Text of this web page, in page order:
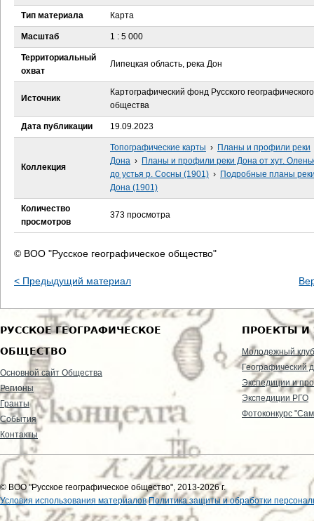
е
с
ь
Тип материала Карта
Масштаб 1 : 5 000
Территориальный
охват
Липецкая область, река Дон
Источник
Картографический фонд Русского географического
общества
Дата публикации 19.09.2023
Коллекция
Топографические карты › Планы и профили реки
Дона › Планы и профили реки Дона от хут.
до устья р. Сосны (1901) › Подробные планы
Дона (1901)
Количество
просмотров
373 просмотра
© ВОО "Русское географическое общество"
< Предыдущий материал
РУССКОЕ ГЕОГРАФИЧЕСКОЕ
ОБЩЕСТВО
Основной сайт Общества
Регионы
Гранты
События
Контакты
ПРОЕКТЫ И
Молодежный клуб
Географический
Экспедиции и
Экспедиции РГО
Фотоконкурс
© ВОО "Русское географическое общество", 2013-2026 г.
Условия использования материалов Политика защиты и обработки